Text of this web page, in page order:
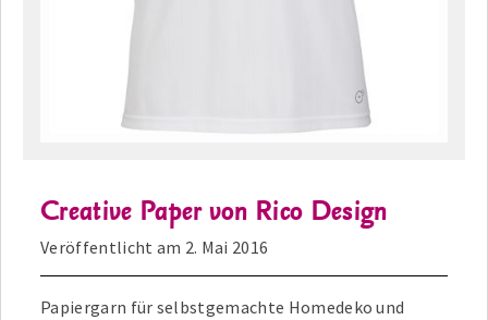
Creative Paper von Rico Design
Veröffentlicht am 2. Mai 2016
Papiergarn für selbstgemachte Homedeko und